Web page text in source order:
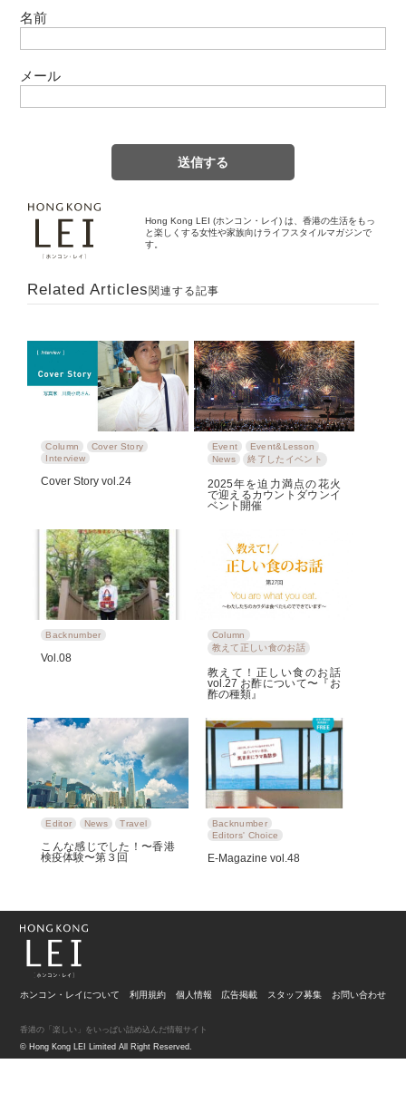
名前
メール
Hong Kong LEI (ホンコン・レイ) は、香港の生活をもっ
と楽しくする女性や家族向けライフスタイルマガジンで
す。
Related Articles 関連する記事
Column
Cover Story
Interview
Cover Story vol.24
Event
Event&Lesson
News
終了したイベント
2025年を迫力満点の花火
で迎えるカウントダウンイ
ベント開催
Backnumber
Vol.08
Column
教えて正しい食のお話
教えて！正しい食のお話
vol.27 お酢について〜『お
酢の種類』
Editor News Travel
こんな感じでした！〜香港
検疫体験〜第３回
Backnumber
Editors' Choice
E-Magazine vol.48
ホンコン・レイについて 利用規約 個人情報 広告掲載 スタッフ募集 お問い合わせ
© Hong Kong LEI Limited All Right Reserved.
香港の「楽しい」をいっぱい詰め込んだ情報サイト